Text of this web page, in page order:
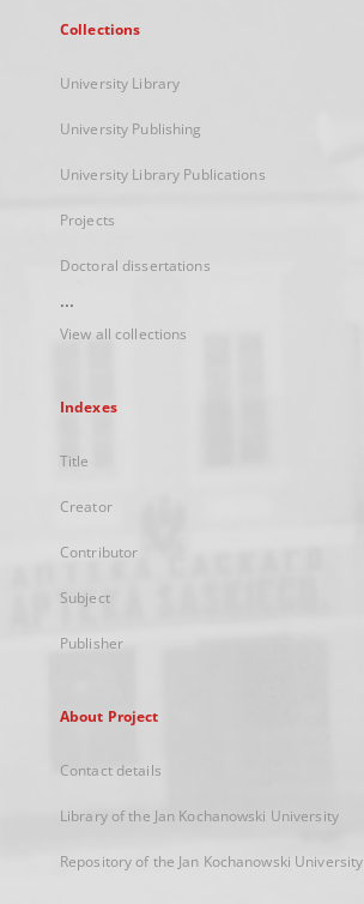
Collections
University Library
University Publishing
University Library Publications
Projects
Doctoral dissertations
...
View all collections
Indexes
Title
Creator
Contributor
Subject
Publisher
About Project
Contact details
Library of the Jan Kochanowski University
Repository of the Jan Kochanowski University